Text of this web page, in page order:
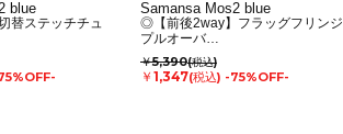
blue
替ステッチチュ
Samansa Mos2 blue
◎【前後2way】フラッグフリンジ
プルオーバ…
￥5,390(税込)
￥1,347(税込) -75%OFF-